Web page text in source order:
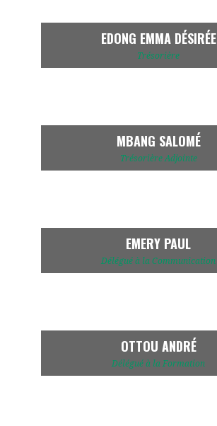
EDONG EMMA DÉSIRÉE
Trésorière
MBANG SALOMÉ
Trésorière Adjointe
EMERY PAUL
Délégué à la Communication
OTTOU ANDRÉ
Délégué à la Formation